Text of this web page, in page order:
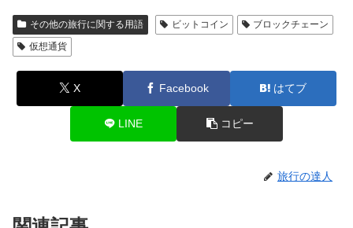
その他の旅行に関する用語 ビットコイン
ブロックチェーン
仮想通貨
X Facebook はてブ
LINE コピー
旅行の達人